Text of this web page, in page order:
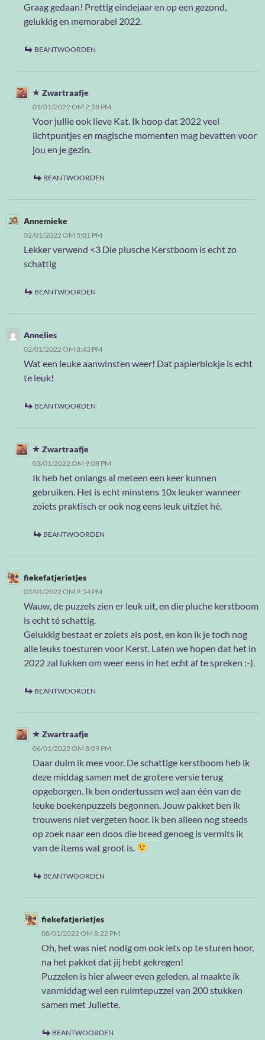
Graag gedaan! Prettig eindejaar en op een gezond,
gelukkig en memorabel 2022.
BEANTWOORDEN
Zwartraafje
01/01/2022 OM 2:28 PM
Voor jullie ook lieve Kat. Ik hoop dat 2022 veel
lichtpuntjes en magische momenten mag bevatten voor
jou en je gezin.
BEANTWOORDEN
Annemieke
02/01/2022 OM 5:01 PM
Lekker verwend <3 Die plusche Kerstboom is echt zo
schattig
BEANTWOORDEN
Annelies
02/01/2022 OM 8:43 PM
Wat een leuke aanwinsten weer! Dat papierblokje is echt
te leuk!
BEANTWOORDEN
Zwartraafje
03/01/2022 OM 9:08 PM
Ik heb het onlangs al meteen een keer kunnen
gebruiken. Het is echt minstens 10x leuker wanneer
zoiets praktisch er ook nog eens leuk uitziet hé.
BEANTWOORDEN
fiekefatjerietjes
03/01/2022 OM 9:54 PM
Wauw, de puzzels zien er leuk uit, en die pluche kerstboom
is echt té schattig.
Gelukkig bestaat er zoiets als post, en kon ik je toch nog
alle leuks toesturen voor Kerst. Laten we hopen dat het in
2022 zal lukken om weer eens in het echt af te spreken :-).
BEANTWOORDEN
Zwartraafje
06/01/2022 OM 8:09 PM
Daar duim ik mee voor. De schattige kerstboom heb ik
deze middag samen met de grotere versie terug
opgeborgen. Ik ben ondertussen wel aan één van de
leuke boekenpuzzels begonnen. Jouw pakket ben ik
trouwens niet vergeten hoor. Ik ben alleen nog steeds
op zoek naar een doos die breed genoeg is vermits ik
van de items wat groot is.
BEANTWOORDEN
fiekefatjerietjes
08/01/2022 OM 8:22 PM
Oh, het was niet nodig om ook iets op te sturen hoor,
na het pakket dat jij hebt gekregen!
Puzzelen is hier alweer even geleden, al maakte ik
vanmiddag wel een ruimtepuzzel van 200 stukken
samen met Juliette.
BEANTWOORDEN